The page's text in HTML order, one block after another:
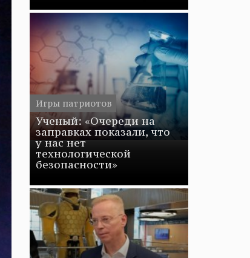
Игры патриотов
Ученый: «Очереди на
заправках показали, что
у нас нет
технологической
безопасности»